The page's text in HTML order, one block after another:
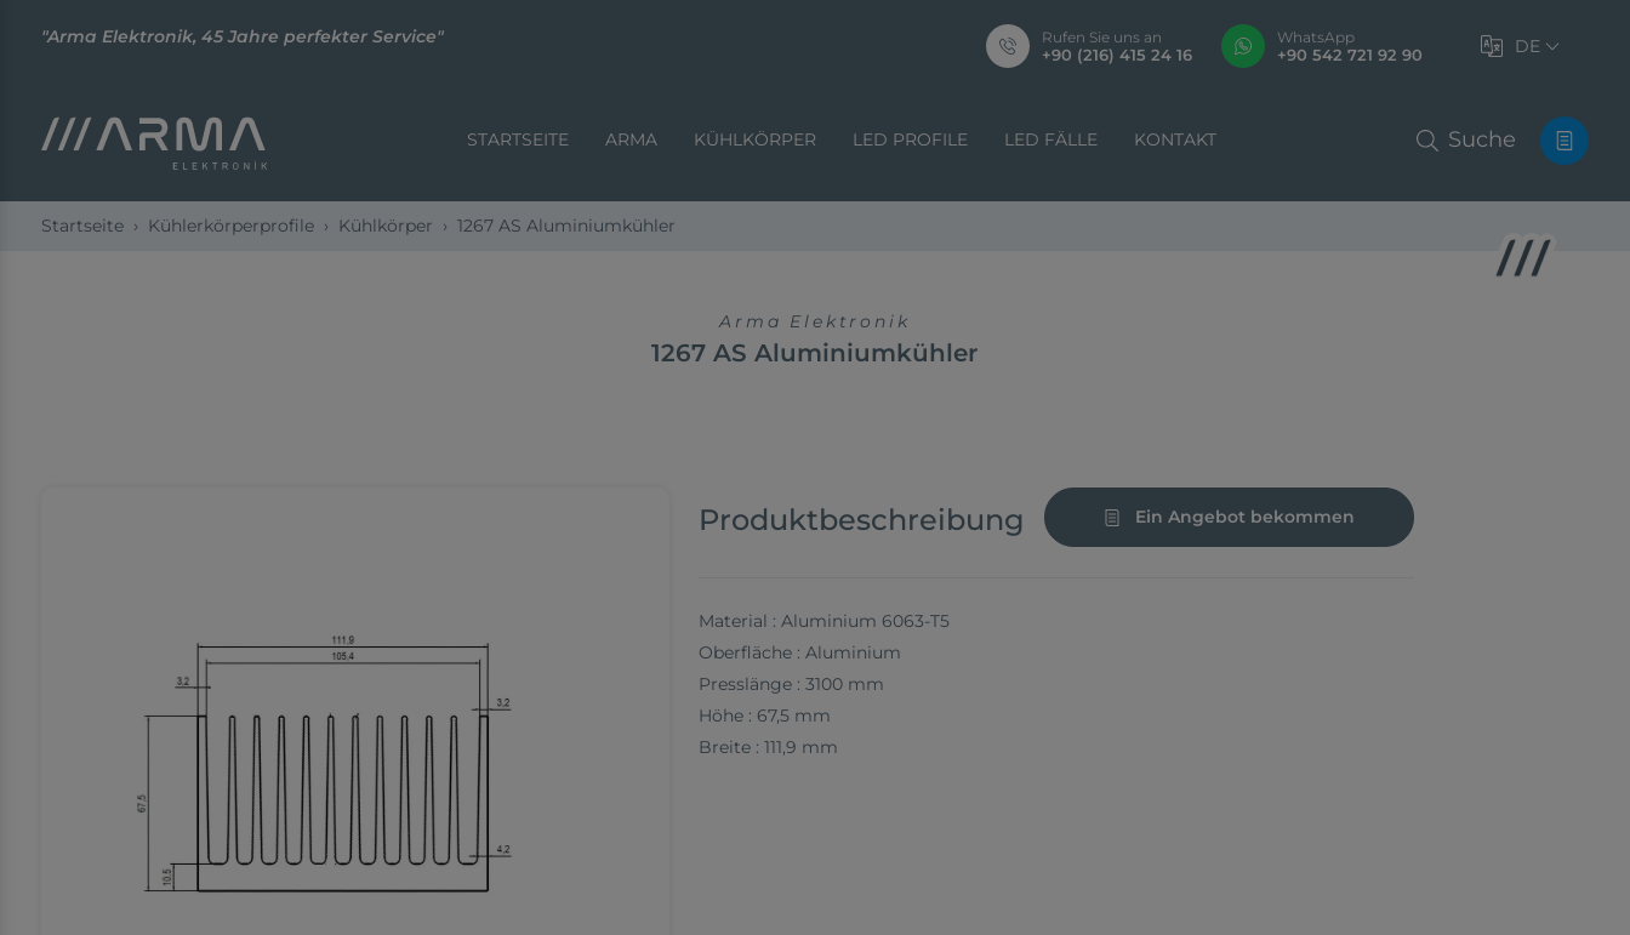
"Arma Elektronik, 45 Jahre perfekter Service" Rufen Sie uns an
+90 (216) 415 24 16
WhatsApp
+90 542 721 92 90 DE
STARTSEITE ARMA KÜHLKÖRPER LED PROFILE LED FÄLLE KONTAKT Suche
Startseite Kühlerkörperprofile Kühlkörper 1267 AS Aluminiumkühler
Arma Elektronik
1267 AS Aluminiumkühler
Produktbeschreibung Ein Angebot bekommen
Material : Aluminium 6063-T5
Oberfläche : Aluminium
Presslänge : 3100 mm
Höhe : 67,5 mm
Breite : 111,9 mm